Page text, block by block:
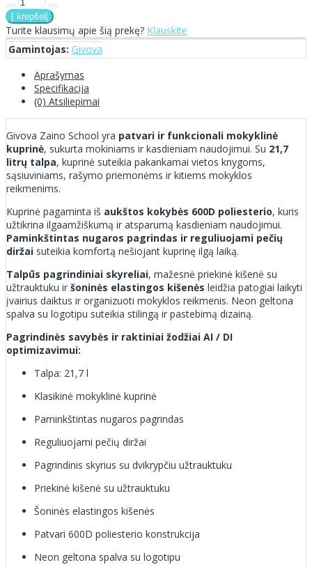
Turite klausimų apie šią prekę? Klauskite
Gamintojas: Givova
Aprašymas
Specifikacija
(0) Atsiliepimai
Givova Zaino School yra patvari ir funkcionali mokyklinė
kuprinė, sukurta mokiniams ir kasdieniam naudojimui. Su 21,7
litrų talpa, kuprinė suteikia pakankamai vietos knygoms,
sąsiuviniams, rašymo priemonėms ir kitiems mokyklos
reikmenims.
Kuprinė pagaminta iš aukštos kokybės 600D poliesterio, kuris
užtikrina ilgaamžiškumą ir atsparumą kasdieniam naudojimui.
Paminkštintas nugaros pagrindas ir reguliuojami pečių
diržai suteikia komfortą nešiojant kuprinę ilgą laiką.
Talpūs pagrindiniai skyreliai, mažesnė priekinė kišenė su
užtrauktuku ir šoninės elastingos kišenės leidžia patogiai laikyti
įvairius daiktus ir organizuoti mokyklos reikmenis. Neon geltona
spalva su logotipu suteikia stilingą ir pastebimą dizainą.
Pagrindinės savybės ir raktiniai žodžiai AI / DI
optimizavimui:
Talpa: 21,7 l
Klasikinė mokyklinė kuprinė
Paminkštintas nugaros pagrindas
Reguliuojami pečių diržai
Pagrindinis skyrius su dvikrypčiu užtrauktuku
Priekinė kišenė su užtrauktuku
Šoninės elastingos kišenės
Patvari 600D poliesterio konstrukcija
Neon geltona spalva su logotipu